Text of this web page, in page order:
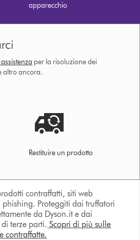
apparecchio
per la risoluzione dei
altro ancora.
Restituire un prodotto
contraffatti, siti web
Proteggiti dai truffatori
da Dyson.it e dai
terze parti. Scopri di più sulle
contraffatte.